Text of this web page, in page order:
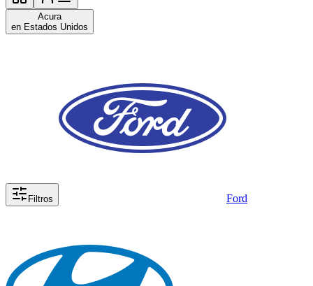
Acura
en Estados Unidos
Filtros Ford